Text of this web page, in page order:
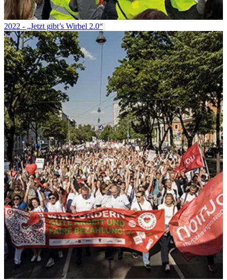
2022 - „Jetzt gibt’s Wirbel 2.0“